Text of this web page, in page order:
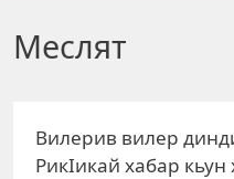
Меслят
Вилерив вилер
РикIикай хабар кьун